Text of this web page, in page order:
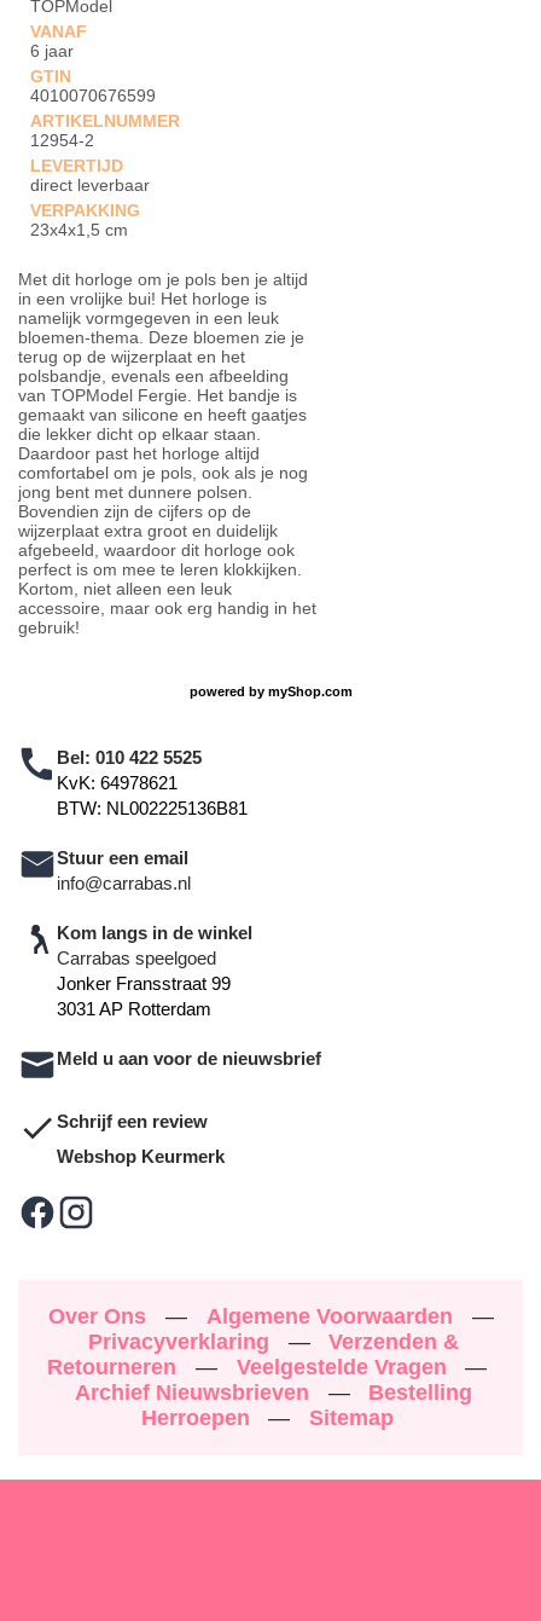
TOPModel
VANAF
6 jaar
GTIN
4010070676599
ARTIKELNUMMER
12954-2
LEVERTIJD
direct leverbaar
VERPAKKING
23x4x1,5 cm
Met dit horloge om je pols ben je altijd
in een vrolijke bui! Het horloge is
namelijk vormgegeven in een leuk
bloemen-thema. Deze bloemen zie je
terug op de wijzerplaat en het
polsbandje, evenals een afbeelding
van TOPModel Fergie. Het bandje is
gemaakt van silicone en heeft gaatjes
die lekker dicht op elkaar staan.
Daardoor past het horloge altijd
comfortabel om je pols, ook als je nog
jong bent met dunnere polsen.
Bovendien zijn de cijfers op de
wijzerplaat extra groot en duidelijk
afgebeeld, waardoor dit horloge ook
perfect is om mee te leren klokkijken.
Kortom, niet alleen een leuk
accessoire, maar ook erg handig in het
gebruik!
powered by myShop.com
Bel: 010 422 5525
KvK: 64978621
BTW: NL002225136B81
Stuur een email
info@carrabas.nl
Kom langs in de winkel
Carrabas speelgoed
Jonker Fransstraat 99
3031 AP Rotterdam
Meld u aan voor de nieuwsbrief
Schrijf een review
Webshop Keurmerk
Over Ons — Algemene Voorwaarden
—
Privacyverklaring
—
Verzenden &
Retourneren
— Veelgestelde Vragen
—
Archief Nieuwsbrieven
—
Bestelling
Herroepen
— Sitemap